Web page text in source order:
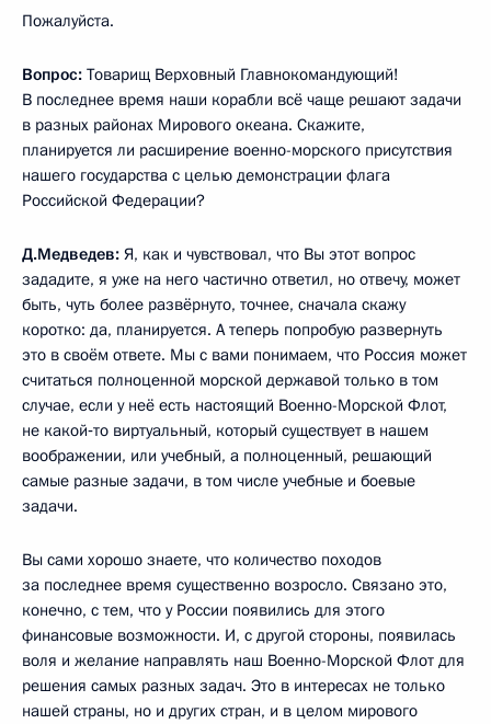
Пожалуйста.
Вопрос: Товарищ Верховный Главнокомандующий!
В последнее время наши корабли всё чаще решают задачи
в разных районах Мирового океана. Скажите,
планируется ли расширение военно-морского присутствия
нашего государства с целью демонстрации флага
Российской Федерации?
Д.Медведев: Я, как и чувствовал, что Вы этот вопрос
зададите, я уже на него частично ответил, но отвечу, может
быть, чуть более развёрнуто, точнее, сначала скажу
коротко: да, планируется. А теперь попробую развернуть
это в своём ответе. Мы с вами понимаем, что Россия может
считаться полноценной морской державой только в том
случае, если у неё есть настоящий Военно-Морской Флот,
не какой‑то виртуальный, который существует в нашем
воображении, или учебный, а полноценный, решающий
самые разные задачи, в том числе учебные и боевые
задачи.
Вы сами хорошо знаете, что количество походов
за последнее время существенно возросло. Связано это,
конечно, с тем, что у России появились для этого
финансовые возможности. И, с другой стороны, появилась
воля и желание направлять наш Военно-Морской Флот для
решения самых разных задач. Это в интересах не только
нашей страны, но и других стран, и в целом мирового